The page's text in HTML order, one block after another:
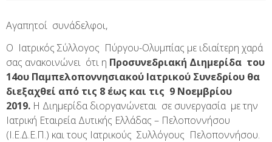
Αγαπητοί συνάδελφοι,
Ο Ιατρικός Σύλλογος Πύργου-Ολυμπίας με ιδιαίτερη χαρά
σας ανακοινώνει ότι η Προσυνεδριακή Διημερίδα του
14ου Παμπελοποννησιακού Ιατρικού Συνεδρίου θα
διεξαχθεί από τις 8 έως και τις 9 Νοεμβρίου
2019. Η Διημερίδα διοργανώνεται σε συνεργασία με την
Ιατρική Εταιρεία Δυτικής Ελλάδας – Πελοποννήσου
(Ι.Ε.Δ.Ε.Π.) και τους Ιατρικούς Συλλόγους Πελοποννήσου.